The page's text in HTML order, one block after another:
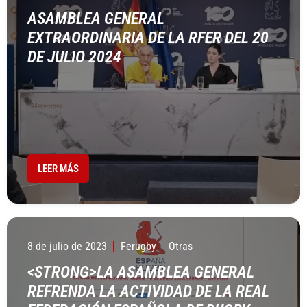
ASAMBLEA GENERAL
EXTRAORDINARIA DE LA RFER DEL 20
DE JULIO 2024
LEER MÁS
8 de julio de 2023 Ferugby Otras
<STRONG>LA ASAMBLEA GENERAL
REFRENDA LA ACTIVIDAD DE LA REAL